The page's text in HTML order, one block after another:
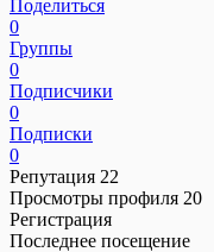
Поделиться
0
Группы
0
Подписчики
0
Подписки
0
Репутация 22
Просмотры профиля 20
Регистрация
Последнее посещение